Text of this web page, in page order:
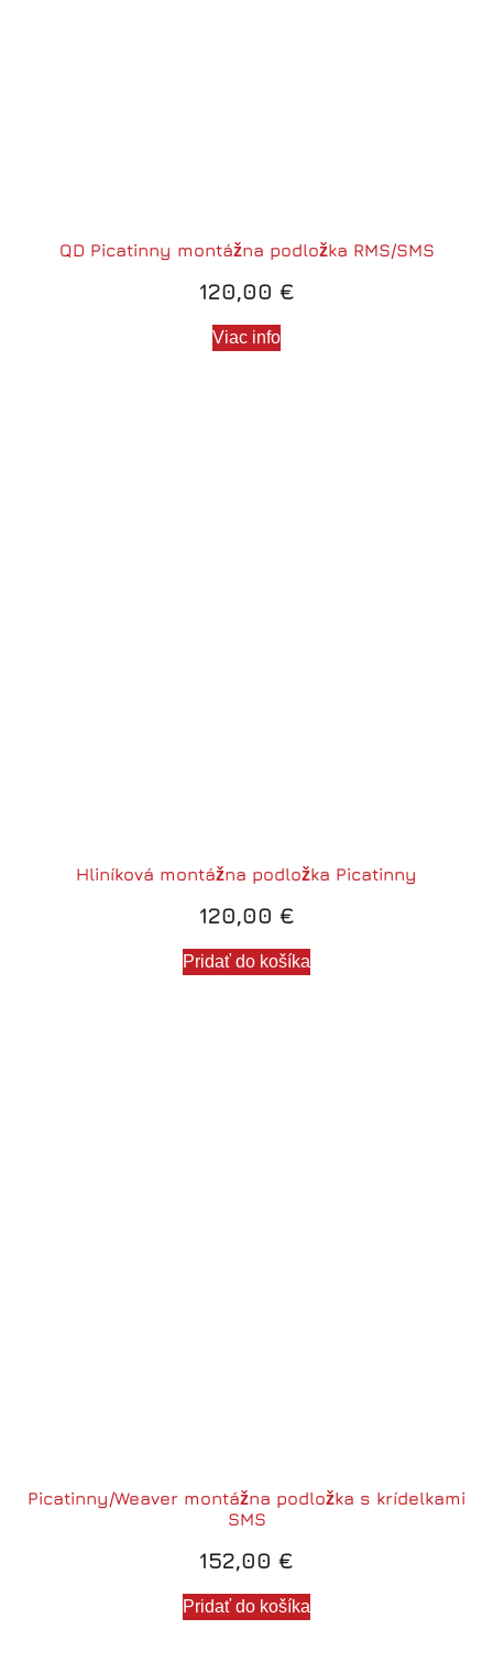
QD Picatinny montážna podložka RMS/SMS
120,00 €
Viac info
Hliníková montážna podložka Picatinny
120,00 €
Pridať do košíka
Picatinny/Weaver montážna podložka s krídelkami
SMS
152,00 €
Pridať do košíka